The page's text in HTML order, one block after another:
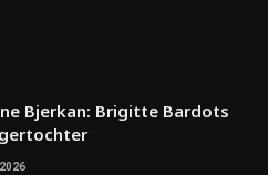
Bjerkan: Brigitte Bardots